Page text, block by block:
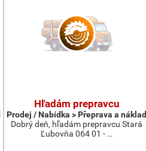
Hľadám prepravcu
Prodej / Nabídka > Přeprava a náklad
Dobrý deň, hľadám prepravcu Stará
Ľubovňa 064 01 - …